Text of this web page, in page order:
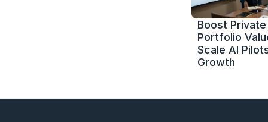
Boost
Portfolio
Scale AI
Growth